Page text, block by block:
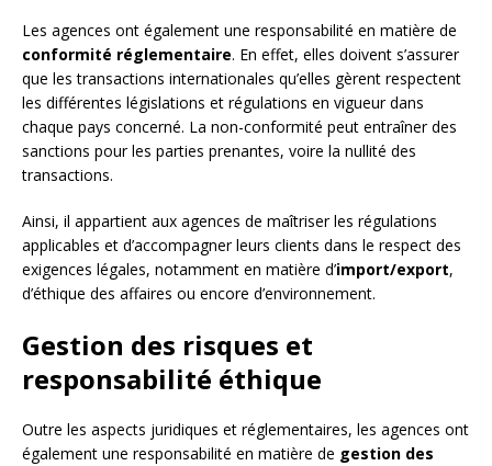
Les agences ont également une responsabilité en matière de
conformité réglementaire. En effet, elles doivent s’assurer
que les transactions internationales qu’elles gèrent respectent
les différentes législations et régulations en vigueur dans
chaque pays concerné. La non-conformité peut entraîner des
sanctions pour les parties prenantes, voire la nullité des
transactions.
Ainsi, il appartient aux agences de maîtriser les régulations
applicables et d’accompagner leurs clients dans le respect des
exigences légales, notamment en matière d’import/export,
d’éthique des affaires ou encore d’environnement.
Gestion des risques et
responsabilité éthique
Outre les aspects juridiques et réglementaires, les agences ont
également une responsabilité en matière de gestion des